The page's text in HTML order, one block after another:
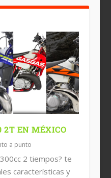
2T EN MÉXICO
a punto
2 tiempos? te
características y